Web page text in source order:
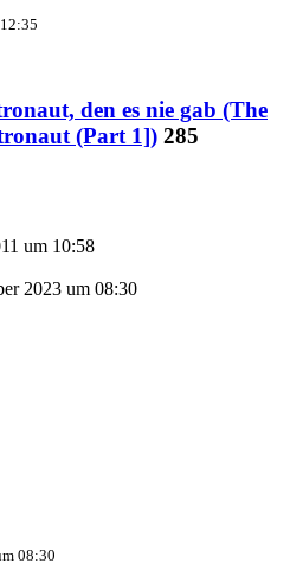
den es nie gab (The
(Part 1]) 285
um 10:58
2023 um 08:30
08:30